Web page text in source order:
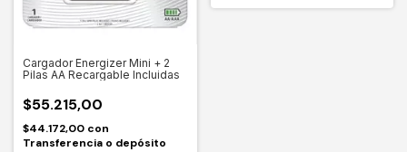
Cargador Energizer Mini + 2
Pilas AA Recargable Incluidas
$55.215,00
$44.172,00 con
Transferencia o depósito